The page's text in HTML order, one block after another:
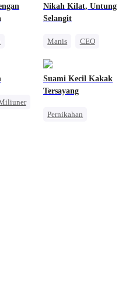
Nikah Kilat, Untung
Selangit
Manis
CEO
Suami Kecil Kakak
Tersayang
Pernikahan